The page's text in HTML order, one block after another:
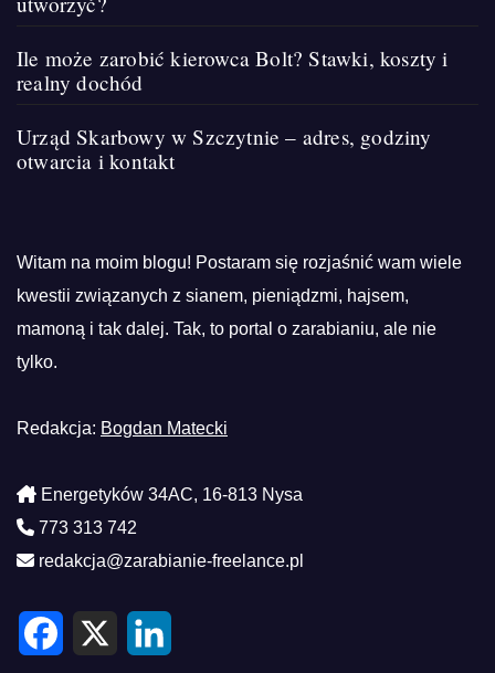
Ile może zarobić kierowca Bolt? Stawki, koszty i
realny dochód
Urząd Skarbowy w Szczytnie – adres, godziny
otwarcia i kontakt
Witam na moim blogu! Postaram się rozjaśnić wam wiele
kwestii związanych z sianem, pieniądzmi, hajsem,
mamoną i tak dalej. Tak, to portal o zarabianiu, ale nie
tylko.
Redakcja: Bogdan Matecki
Energetyków 34AC, 16-813 Nysa
773 313 742
redakcja@zarabianie-freelance.pl
F
X